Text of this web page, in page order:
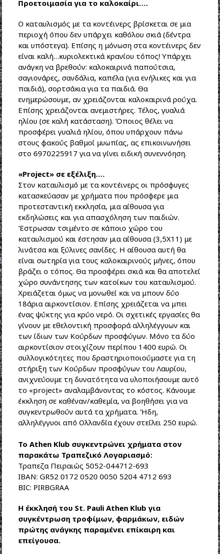
Προετοιμασία για το καλoκαίρι….
Ο καταυλισμός με τα κοντέινερς βρίσκεται σε μια
περιοχή όπου δεν υπάρχει καθόλου σκιά (δέντρα
και υπόστεγα). Επίσης η μόνωση στα κοντέινερς δεν
είναι καλή…κυριολεκτικά κρανίου τόπος! Υπάρχει
ανάγκη να βρεθούν: καλοκαιρινά παπούτσια,
σαγιονάρες, σανδάλια, καπέλα (για ενήλικες και για
παιδιά), σορτσάκια για τα παιδιά. Θα
ενημερώσουμε, αν χρειάζονται καλοκαιρινά ρούχα.
Επίσης χρειάζονται ανεμιστήρες. Τέλος, γυαλιά
ηλίου (σε καλή κατάσταση). Όποιος θέλει να
προσφέρει γυαλιά ηλίου, όπου υπάρχουν πάνω
στους φακούς βαθμοί μυωπίας, ας επικοινωνήσει
στο 6970225917 για να γίνει ειδική συνεννόηση.
«Project» σε εξέλιξη….
Στον καταυλισμό με τα κοντέινερς οι πρόσφυγες
κατασκεύασαν με χρήματα που πρόσφερε μια
προτεσταντική εκκλησία, μια αίθουσα για
εκδηλώσεις και για απασχόληση των παιδιών.
Έστρωσαν τσιμέντο σε κάποιο χώρο του
καταυλισμού και έστησαν μια αίθουσα (3,5Χ11) με
λινάτσα και ξύλινες σανίδες. Η αίθουσα αυτή θα
είναι σωτηρία για τους καλοκαιρινούς μήνες, όπου
βράζει ο τόπος. Θα προσφέρει σκιά και θα αποτελεί
χώρο συνάντησης των κατοίκων του καταυλισμού.
Χρειάζεται όμως να μονωθεί και να μπουν δύο
18άρια αιρκοντίσιον. Επίσης χρειάζεται να μπει
ένας ψύκτης για κρύο νερό. Οι σχετικές εργασίες θα
γίνουν με εθελοντική προσφορά αλληλέγγυων και
των ίδιων των Κούρδων προσφύγων. Μόνο τα δύο
αιρκοντίσιον στοιχίζουν περίπου 1400 ευρώ. Οι
συλλογικότητες που δραστηριοποιούμαστε για τη
στήριξη των Κούρδων προσφύγων του Λαυρίου,
ανιχνεύουμε τη δυνατότητα να υλοποιήσουμε αυτό
το «project» αναλαμβάνοντας το κόστος. Κάνουμε
έκκληση σε καθέναν/καθεμία, να βοηθήσει για να
συγκεντρωθούν αυτά τα χρήματα. Ήδη,
αλληλέγγυοι από Ολλανδία έχουν στείλει 250 ευρώ.
Το Athen Klub συγκεντρώνει χρήματα στον
παρακάτω Τραπεζικό Λογαριασμό:
Τραπεζα Πειραιώς 5052-044712-693
IBAN: GR52 0172 0520 0050 5204 4712 693
BIC: PIRBGRAA
Η έκκλησή του St. Pauli Athen Klub για
συγκέντρωση τροφίμων, φαρμάκων, ειδών
πρώτης ανάγκης παραμένει επίκαιρη και
επείγουσα.